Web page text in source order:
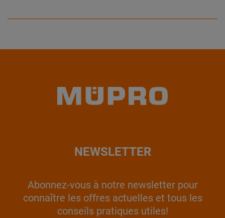
NEWSLETTER
Abonnez-vous à notre newsletter pour
connaître les offres actuelles et tous les
conseils pratiques utiles!